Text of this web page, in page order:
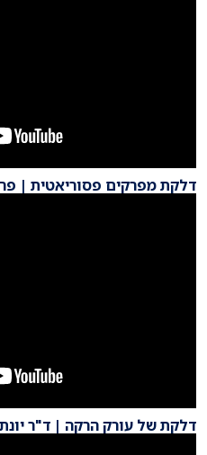
דלקת מפרקים פסוריאטית |
דלקת של עורק הרקה | ד"ר